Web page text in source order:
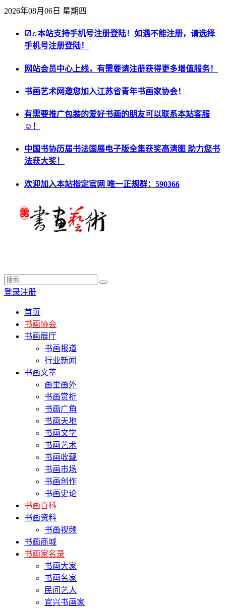
2026年08月06日 星期四
☑♫本站支持手机号注册登陆！如遇不能注册，请选择
手机号注册登陆！
网站会员中心上线，有需要请注册获得更多增值服务！
书画艺术网邀您加入江苏省青年书画家协会！
有需要推广包装的爱好书画的朋友可以联系本站客服
☺！
中国书协历届书法国展电子版全集获奖高清图 助力您书
法获大奖！
欢迎加入本站指定官网 唯一正规群：590366
登录注册
首页
书画协会
书画展厅
书画报道
行业新闻
书画文萃
画里画外
书画赏析
书画广角
书画天地
书画文学
书画艺术
书画收藏
书画市场
书画创作
书画史论
书画百科
书画资料
书画视频
书画商城
书画家名录
书画大家
书画名家
民间艺人
宜兴书画家